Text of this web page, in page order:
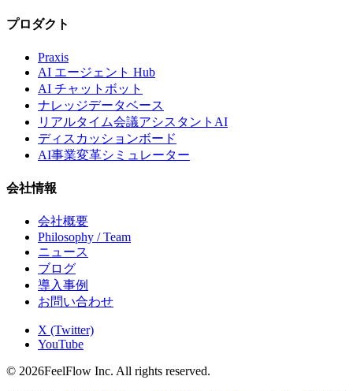
プロダクト
Praxis
AI エージェント Hub
AI チャットボット
ナレッジデータベース
リアルタイム会議アシスタントAI
ディスカッションボード
AI事業変革シミュレーター
会社情報
会社概要
Philosophy / Team
ニュース
ブログ
導入事例
お問い合わせ
X (Twitter)
YouTube
© 2026FeelFlow Inc. All rights reserved.